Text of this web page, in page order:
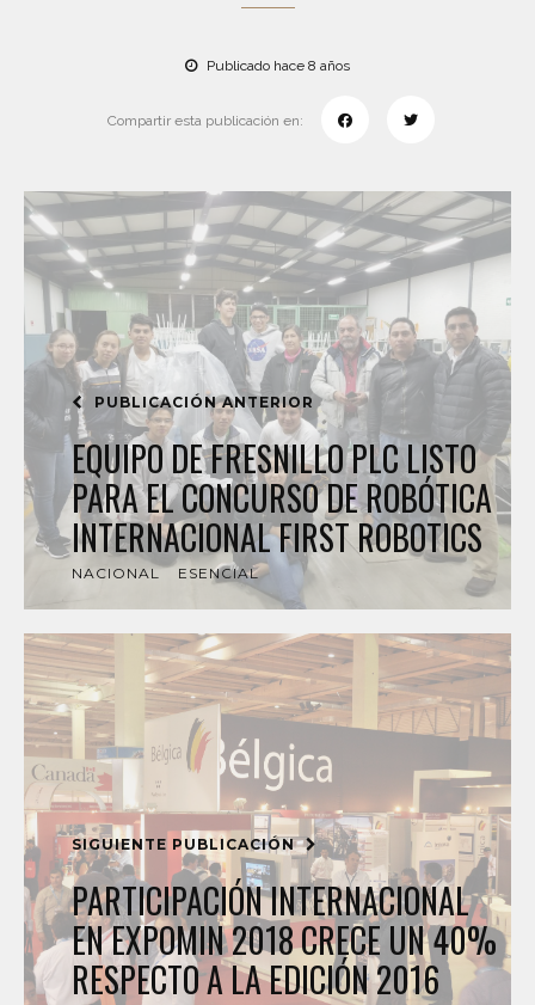
Publicado hace 8 años
Compartir esta publicación en:
PUBLICACIÓN ANTERIOR
EQUIPO DE FRESNILLO PLC LISTO
PARA EL CONCURSO DE ROBÓTICA
INTERNACIONAL FIRST ROBOTICS
NACIONAL ESENCIAL
SIGUIENTE PUBLICACIÓN
PARTICIPACIÓN INTERNACIONAL
EN EXPOMIN 2018 CRECE UN 40%
RESPECTO A LA EDICIÓN 2016